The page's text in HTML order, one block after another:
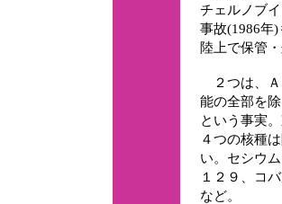
チェルノブ
事故(1986年
陸上で保管
２つは、Ａ
能の全部を
という事実
４つの核種
い。セシウ
１２９、コ
など。